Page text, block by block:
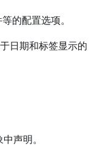
的配置选项。
日期和标签显示的
声明。